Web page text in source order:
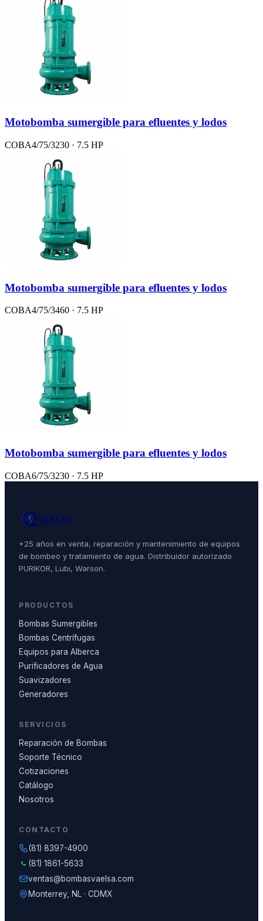
Motobomba sumergible para efluentes y lodos
COBA4/75/3230 · 7.5 HP
Motobomba sumergible para efluentes y lodos
COBA4/75/3460 · 7.5 HP
Motobomba sumergible para efluentes y lodos
COBA6/75/3230 · 7.5 HP
+25 años en venta, reparación y mantenimiento de equipos
de bombeo y tratamiento de agua. Distribuidor autorizado
PURIKOR, Lubi, Warson.
PRODUCTOS
Bombas Sumergibles
Bombas Centrífugas
Equipos para Alberca
Purificadores de Agua
Suavizadores
Generadores
SERVICIOS
Reparación de Bombas
Soporte Técnico
Cotizaciones
Catálogo
Nosotros
CONTACTO
(81) 8397-4900
(81) 1861-5633
ventas@bombasvaelsa.com
Monterrey, NL · CDMX